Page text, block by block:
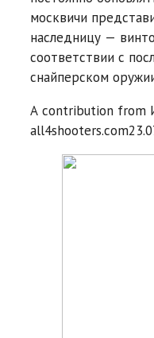
москвичи
наследницу —
соответствии с
снайперском
A contribution from
all4shooters.com